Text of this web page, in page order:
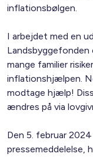
inflationsbølgen.
I arbejdet med en
Landsbyggefonden
mange familier
inflationshjælpen.
modtage hjælp!
ændres på via
Den 5. februar
pressemeddelelse,